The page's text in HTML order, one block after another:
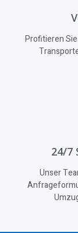
Profitieren
24/7
Unser